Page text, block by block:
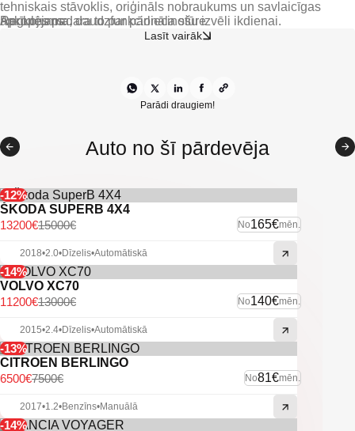
Regulējama, daudzfunkcionāla stūre
tehniskais stāvoklis, oriģināls nobraukums un savlaicīgas
apkopes padara to par pārliecinošu izvēli ikdienai.
Lasīt vairāk
Parādi draugiem!
Auto no šī pārdevēja
-12%
ŠKODA SUPERB 4X4
No165€mēn.
15000€
13200€
2018•2.0•Dīzelis•Automātiskā
-14%
VOLVO XC70
No140€mēn.
13000€
11200€
2015•2.4•Dīzelis•Automātiskā
-13%
CITROEN BERLINGO
No81€mēn.
7500€
6500€
2017•1.2•Benzīns•Manuālā
-14%